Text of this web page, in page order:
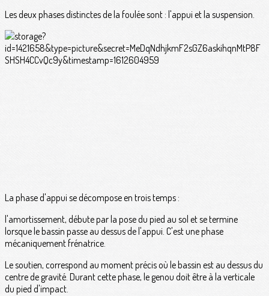
Les deux phases distinctes de la foulée sont : l'appui et la suspension.
La phase d'appui se décompose en trois temps :
l'amortissement, débute par la pose du pied au sol et se termine
lorsque le bassin passe au dessus de l'appui. C'est une phase
mécaniquement frénatrice.
Le soutien, correspond au moment précis où le bassin est au dessus du
centre de gravité. Durant cette phase, le genou doit être à la verticale
du pied d'impact.